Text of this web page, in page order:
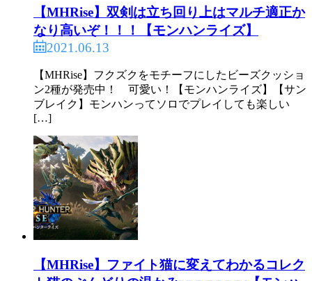
【MHRise】双剣は立ち回り上はマルチ適正か
なり高いぞ！！！【モンハンライズ】
2021.06.13
【MHRise】フクズクをモチーフにしたビーズクッショ
ン2種が発売中！ 可愛い！【モンハンライズ】【サン
ブレイク】モンハンってソロでプレイしても楽しい
[…]
【MHRise】ファイト猫に変えてわかるコレク